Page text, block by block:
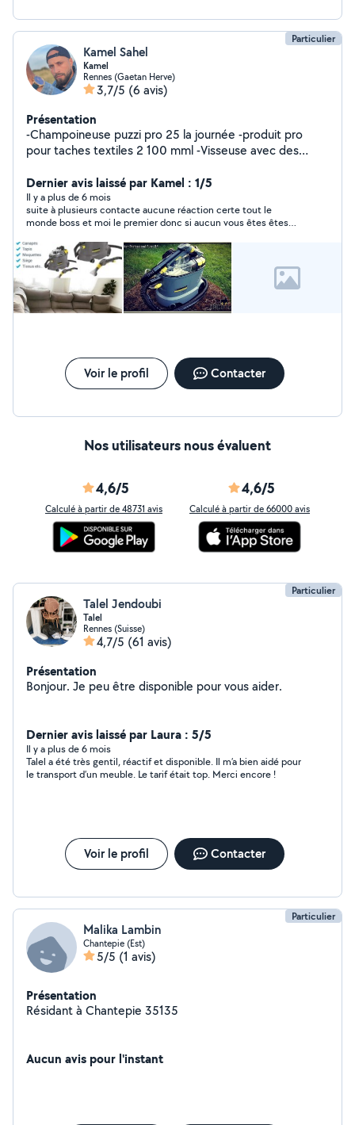
Particulier
Kamel Sahel
Kamel
Rennes (Gaetan Herve)
3,7/5 (6 avis)
Présentation
-Champoineuse puzzi pro 25 la journée -produit pro
pour taches textiles 2 100 mml -Visseuse avec des
Sc3 karcher 15 la journée Possibilité livraison à domicile
avec supplément Possibilité de faire le nettoyage moi
même également
Dernier avis laissé par Kamel : 1/5
Il y a plus de 6 mois
suite à plusieurs contacte aucune réaction certe tout le
monde boss et moi le premier donc si aucun vous êtes êtes
Voir le profil Contacter
Nos utilisateurs nous évaluent
4,6/5
Calculé à partir de 48731 avis
4,6/5
Calculé à partir de 66000 avis
Particulier
Talel Jendoubi
Talel
Rennes (Suisse)
4,7/5 (61 avis)
Présentation
Bonjour. Je peu être disponible pour vous aider.
Dernier avis laissé par Laura : 5/5
Il y a plus de 6 mois
Talel a été très gentil, réactif et disponible. Il m’a bien aidé pour
le transport d’un meuble. Le tarif était top. Merci encore !
Voir le profil Contacter
Particulier
Malika Lambin
Chantepie (Est)
5/5 (1 avis)
Présentation
Résidant à Chantepie 35135
Aucun avis pour l'instant